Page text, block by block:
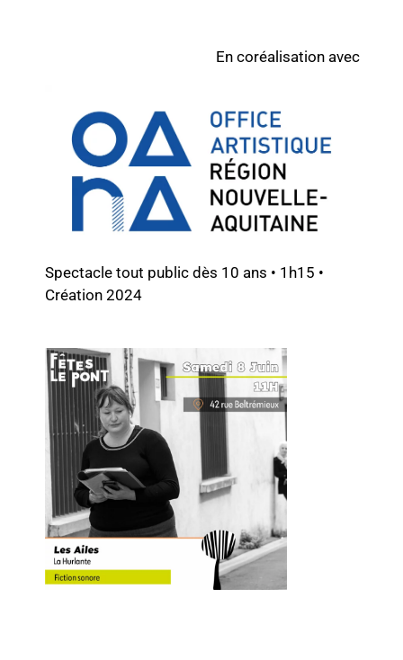
En coréalisation avec
Spectacle tout public dès 10 ans • 1h15 •
Création 2024